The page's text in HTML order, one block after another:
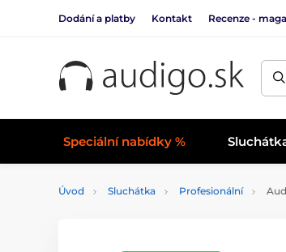
Dodání a platby Kontakt Recenze -
Speciální nabídky %
Úvod Sluchátka Profesionální